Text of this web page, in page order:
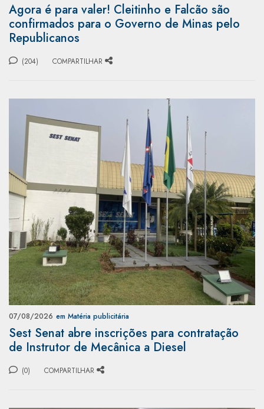
Agora é para valer! Cleitinho e Falcão são
confirmados para o Governo de Minas pelo
Republicanos
(204) COMPARTILHAR
07/08/2026 em Matéria publicitária
Sest Senat abre inscrições para contratação
de Instrutor de Mecânica a Diesel
(0) COMPARTILHAR